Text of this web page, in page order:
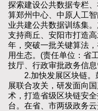
探索建设公共数据专栏
算郑州中心、中原人工
业共建公共数据训练集
支持商丘、安阳市打造
年，突破一批关键算法
用生态。(责任单位：省
技厅、行政审批政务信
2.加快发展区块链。
展联合攻关，研发面向
术，打造省级区块链安
台。在省、市两级政务云